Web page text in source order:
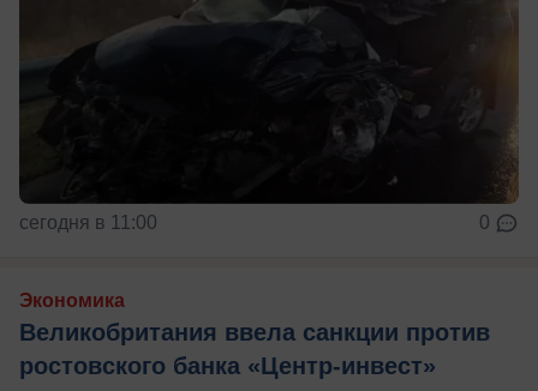
сегодня в 11:00 0
Экономика
Великобритания ввела санкции против
ростовского банка «Центр-инвест»